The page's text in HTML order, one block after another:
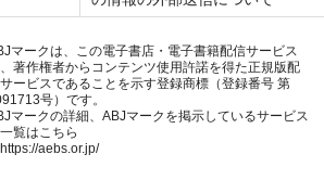
マークは、この電子書店・電子書籍配信サービス
著作権者からコンテンツ使用許諾を得た正規版配
ービスであることを示す登録商標（登録番号 第
号）です。
マークの詳細、ABJマークを掲示しているサービス
覧はこちら
https://aebs.or.jp/